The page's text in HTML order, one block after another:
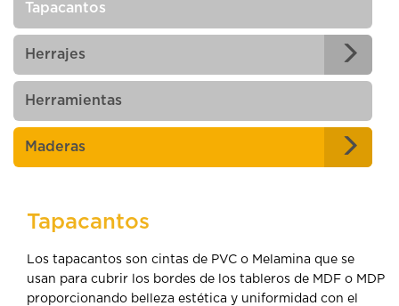
Tapacantos
Herrajes
Herramientas
Maderas
Tapacantos
Los tapacantos son cintas de PVC o Melamina que se
usan para cubrir los bordes de los tableros de MDF o MDP
proporcionando belleza estética y uniformidad con el